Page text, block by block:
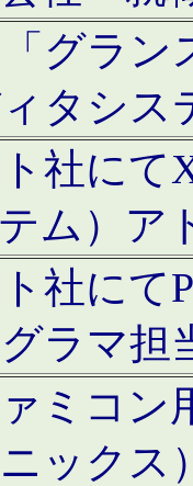
グラン
タシス
社にて
ム）ア
社にて
ラマ担
ミコン
ックス